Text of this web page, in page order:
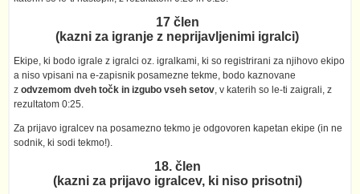
17 člen
(kazni za igranje z neprijavljenimi igralci)
Ekipe, ki bodo igrale z igralci oz. igralkami, ki so registrirani za njihovo ekipo
a niso vpisani na e-zapisnik posamezne tekme, bodo kaznovane
z odvzemom dveh točk in izgubo vseh setov , v katerih so le-ti zaigrali, z
rezultatom 0:25.
Za prijavo igralcev na posamezno tekmo je odgovoren kapetan ekipe (in ne
sodnik, ki sodi tekmo!).
18. člen
(kazni za prijavo igralcev, ki niso prisotni)